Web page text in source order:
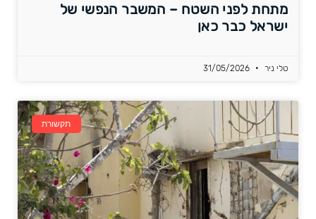
מתחת לפני השטח – המשבר הנפשי של
ישראל כבר כאן
טלי ניר
תקשורת